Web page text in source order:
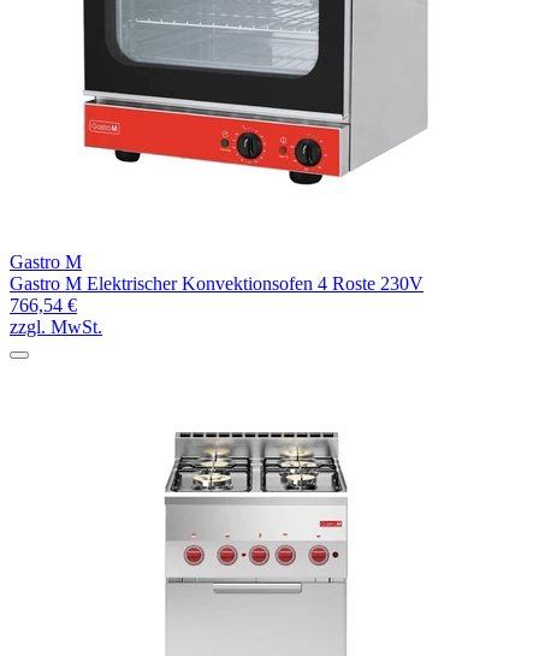
Gastro M
Gastro M Elektrischer Konvektionsofen 4 Roste 230V
766,54 €
zzgl. MwSt.